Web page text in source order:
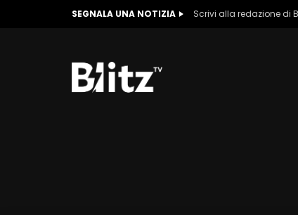
SEGNALA UNA NOTIZIA Scrivi alla redazione di